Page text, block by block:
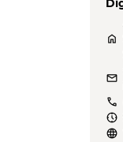
home
email
call
nest_clock_farsight_analog
language